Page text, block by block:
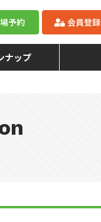
予約 会員登録
ナップ